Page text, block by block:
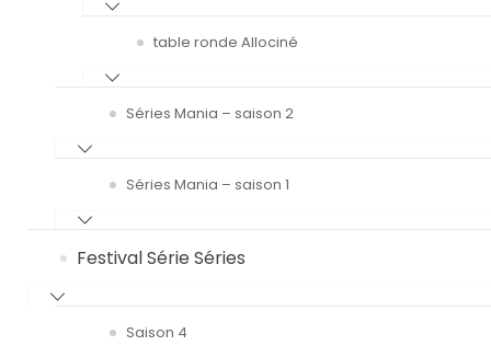
table ronde Allociné
Séries Mania – saison 2
Séries Mania – saison 1
Festival Série Séries
Saison 4